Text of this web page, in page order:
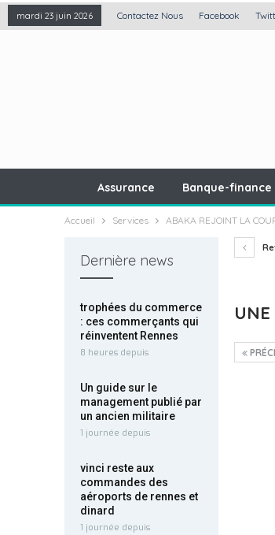
mardi 23 juin 2026 Contactez Nous Facebook
Assurance Banque-finance
Accueil Services ABAKA REJOINT LA
UNE
Dernière news
trophées du commerce
: ces commerçants qui
réinventent Rennes
8 heures depuis
Un guide sur le
management publié par
un ancien militaire
1 journée depuis
vinci reste aux
commandes des
aéroports de rennes et
dinard
1 journée depuis